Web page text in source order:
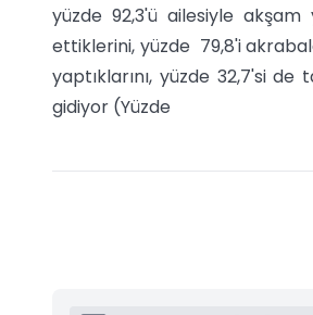
yüzde 92,3'ü ailesiyle
ettiklerini, yüzde 79,8'i
yaptıklarını, yüzde 32,7'si
gidiyor (Yüzde